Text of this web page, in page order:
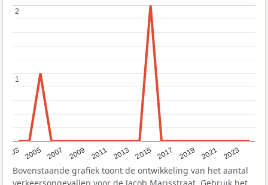
2003 2005 2007 2009 2011 2013 2015 2017 2019 2021 2023
1
1
2
2
Bovenstaande grafiek toont de ontwikkeling van het aantal